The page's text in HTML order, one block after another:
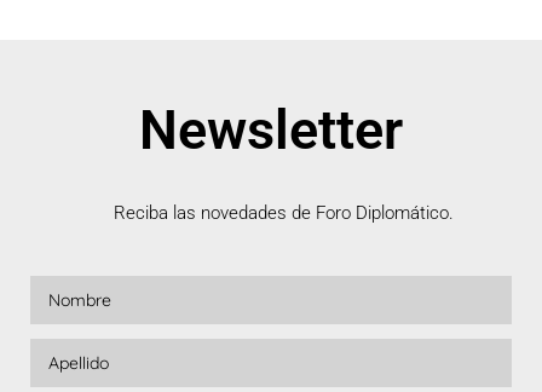
Newsletter
Reciba las novedades de Foro Diplomático.